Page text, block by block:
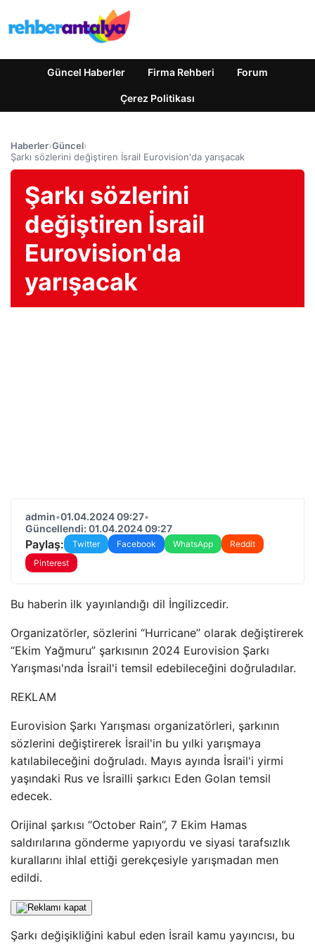
Güncel Haberler Firma Rehberi Forum
Çerez Politikası
Haberler›Güncel›
Şarkı sözlerini değiştiren İsrail Eurovision'da yarışacak
Şarkı sözlerini
değiştiren İsrail
Eurovision'da
yarışacak
admin•01.04.2024 09:27•
Güncellendi: 01.04.2024 09:27
Paylaş: Twitter Facebook WhatsApp
Reddit
Pinterest
Bu haberin ilk yayınlandığı dil İngilizcedir.
Organizatörler, sözlerini “Hurricane” olarak değiştirerek
“Ekim Yağmuru” şarkısının 2024 Eurovision Şarkı
Yarışması'nda İsrail'i temsil edebileceğini doğruladılar.
REKLAM
Eurovision Şarkı Yarışması organizatörleri, şarkının
sözlerini değiştirerek İsrail'in bu yılki yarışmaya
katılabileceğini doğruladı. Mayıs ayında İsrail'i yirmi
yaşındaki Rus ve İsrailli şarkıcı Eden Golan temsil
edecek.
Orijinal şarkısı “October Rain”, 7 Ekim Hamas
saldırılarına gönderme yapıyordu ve siyasi tarafsızlık
kurallarını ihlal ettiği gerekçesiyle yarışmadan men
edildi.
Şarkı değişikliğini kabul eden İsrail kamu yayıncısı, bu